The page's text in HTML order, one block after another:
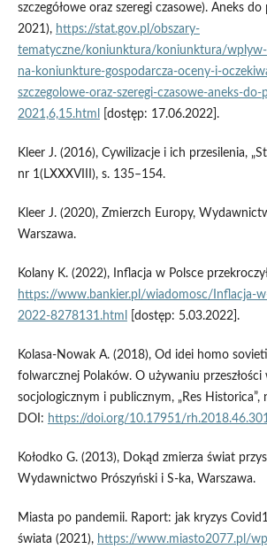
szczegółowe oraz szeregi czasowe). Aneks
2021), https://stat.gov.pl/obszary-
tematyczne/koniunktura/koniunktura/
na-koniunkture-gospodarcza-oceny-i-
szczegolowe-oraz-szeregi-czasowe-aneks-
2021,6,15.html
[dostęp: 17.06.2022].
Kleer J. (2016), Cywilizacje i ich przesilenia,
nr 1(LXXXVIII), s. 135–154.
Kleer J. (2020), Zmierzch Europy,
Warszawa.
Kolany K. (2022), Inflacja w Polsce
https://www.bankier.pl/wiadomosc/Inflacja-
2022-8278131.html
[dostęp: 5.03.2022].
Kolasa-Nowak A. (2018), Od idei homo
folwarcznej Polaków. O używaniu przeszłości
socjologicznym i publicznym, „Res Historica”,
DOI: https://doi.org/10.17951/
Kołodko G. (2013), Dokąd zmierza świat
Wydawnictwo Prószyński i S-ka, Warszawa.
Miasta po pandemii. Raport: jak kryzys
świata (2021), https://www.miasto2077.pl/